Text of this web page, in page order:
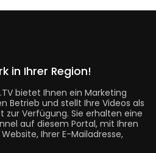
in Ihrer Region!
bietet Ihnen ein Marketing
Betrieb und stellt Ihre Videos als
zur Verfügung. Sie erhalten eine
auf diesem Portal, mit Ihren
Ihrer E-Mailadresse,